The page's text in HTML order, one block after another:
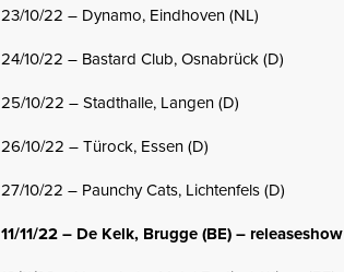
23/10/22 – Dynamo, Eindhoven (NL)
24/10/22 – Bastard Club, Osnabrück (D)
25/10/22 – Stadthalle, Langen (D)
26/10/22 – Türock, Essen (D)
27/10/22 – Paunchy Cats, Lichtenfels (D)
11/11/22 – De Kelk, Brugge (BE) – releaseshow